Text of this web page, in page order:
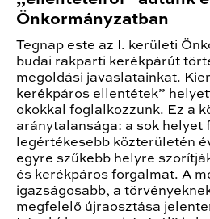
Önkormányzatban
Tegnap este az I. kerületi
budai rakparti kerékpárút
megoldási javaslatainkat.
kerékpáros ellentétek”
okokkal foglalkozzunk. Ez a
aránytalansága: a sok helyet
legértékesebb közterületén
egyre szűkebb helyre
és kerékpáros forgalmat. A
igazságosabb, a
megfelelő újraosztása